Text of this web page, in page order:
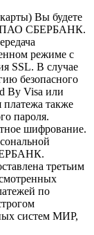
Вы будете
ПАО СБЕРБАНК.
режиме с
SSL. В случае
безопасного
By Visa или
платежа также
пароля.
шифрование.
третьим
по
систем МИР,